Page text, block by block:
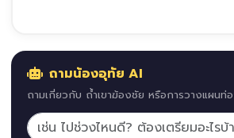
ถามน้องอุทัย AI
ถามเกี่ยวกับ ถ้ำเขาฆ้องชัย หรือการวางแผนท่